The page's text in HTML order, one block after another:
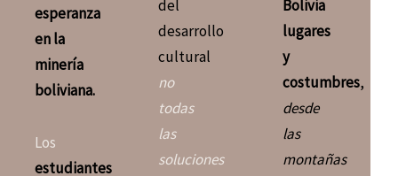
esperanza
en la
minería
boliviana.
Los
estudiantes
del
desarrollo
cultural
no
todas
las
soluciones
Bolivia
lugares
y
costumbres,
desde
las
montañas